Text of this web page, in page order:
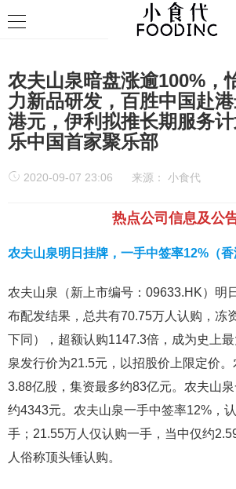
农夫山泉暗盘涨逾100%，
力新品研发，百胜中国赴
港元，伊利拟推长期服务
乐中国首家聚乐部
2020-09-07 23:06 来源： 小食代
热点公司信息及公
农夫山泉明日挂牌，一手中签率12%（香
农夫山泉（新上市编号：09633.HK）明
布配发结果，总共有70.75万人认购，冻
下同），超额认购1147.3倍，成为史上
泉发行价为21.5元，以招股价上限定价
3.88亿股，集资最多约83亿元。农夫山
约4343元。农夫山泉一手中签率12%，
手；21.55万人仅认购一手，当中仅约
人俗称顶头锤认购。